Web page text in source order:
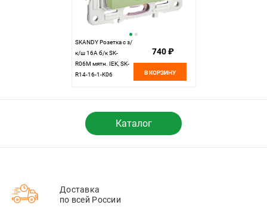
SKANDY Розетка с з/
к/ш 16А б/к SK-
R06M мятн. IEK, SK-
R14-16-1-K06
740 ₽
В КОРЗИНУ
Каталог
Доставка
по всей России